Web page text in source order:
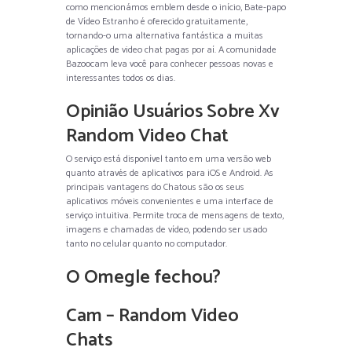
como mencionámos emblem desde o início, Bate-papo
de Vídeo Estranho é oferecido gratuitamente,
tornando-o uma alternativa fantástica a muitas
aplicações de video chat pagas por aí. A comunidade
Bazoocam leva você para conhecer pessoas novas e
interessantes todos os dias.
Opinião Usuários Sobre Xv
Random Video Chat
O serviço está disponível tanto em uma versão web
quanto através de aplicativos para iOS e Android. As
principais vantagens do Chatous são os seus
aplicativos móveis convenientes e uma interface de
serviço intuitiva. Permite troca de mensagens de texto,
imagens e chamadas de vídeo, podendo ser usado
tanto no celular quanto no computador.
O Omegle fechou?
Cam – Random Video
Chats